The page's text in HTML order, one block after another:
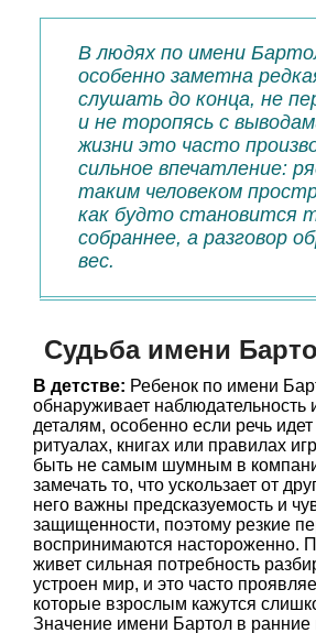
В людях по имени
особенно заметна
слушать до конца, не
и не торопясь с
жизни это часто
сильное впечатление:
таким человеком
как будто становится
собраннее, а разговор
вес.
Судьба имени
В детстве: Ребенок по имени
обнаруживает наблюдательность
деталям, особенно если речь
ритуалах, книгах или правилах
быть не самым шумным в
замечать то, что ускользает от
него важны предсказуемость и
защищенности, поэтому резкие
воспринимаются настороженно.
живет сильная потребность
устроен мир, и это часто
которые взрослым кажутся
Значение имени Бартол в ранние